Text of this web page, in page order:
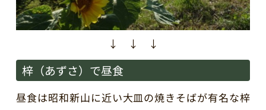
↓ ↓ ↓
梓（あずさ）で昼食
昼食は昭和新山に近い大皿の焼きそばが有名な梓